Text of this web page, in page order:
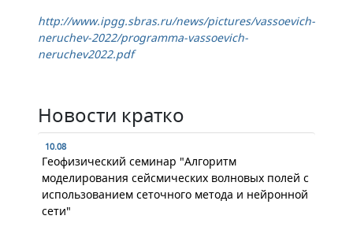
http://www.ipgg.sbras.ru/news/pictures/vassoevich-
neruchev-2022/programma-vassoevich-
neruchev2022.pdf
Новости кратко
10.08
Геофизический семинар "Алгоритм
моделирования сейсмических волновых полей с
использованием сеточного метода и нейронной
сети"